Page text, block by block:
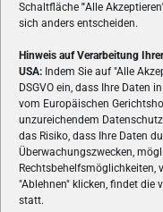
Schaltfläche "Alle Akzeptieren
sich anders entscheiden.
Hinweis auf Verarbeitung
USA: Indem Sie auf "Alle
DSGVO ein, dass Ihre Daten
vom Europäischen
unzureichendem
das Risiko, dass Ihre Daten
Überwachungszwecken,
Rechtsbehelfsmöglichkeiten,
"Ablehnen" klicken, findet die
statt.
VON GAMERN, FÜR
Spielemagazin
Reviews und Videos
Hardware